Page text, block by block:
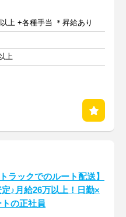
上 +各種手当 ＊昇給あり
上
ラックでのルート配送】
♪月給26万以上！日勤×
トの正社員